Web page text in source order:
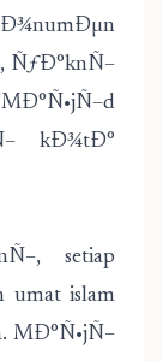
ÑƒÐ°knÑ–
kÐ¾tÐ°
setiap
umat islam
MÐ°Ñ•jÑ–